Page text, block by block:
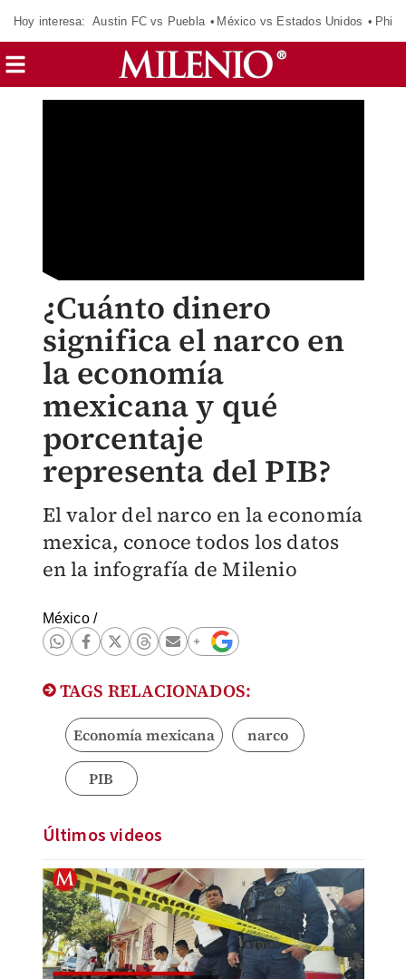
Hoy interesa: Austin FC vs Puebla México vs Estados Unidos
¿Cuánto dinero
significa el narco en
la economía
mexicana y qué
porcentaje
representa del PIB?
El valor del narco en la economía
mexica, conoce todos los datos
en la infografía de Milenio
México/
TAGS RELACIONADOS:
Economía mexicana narco
PIB
Últimos videos